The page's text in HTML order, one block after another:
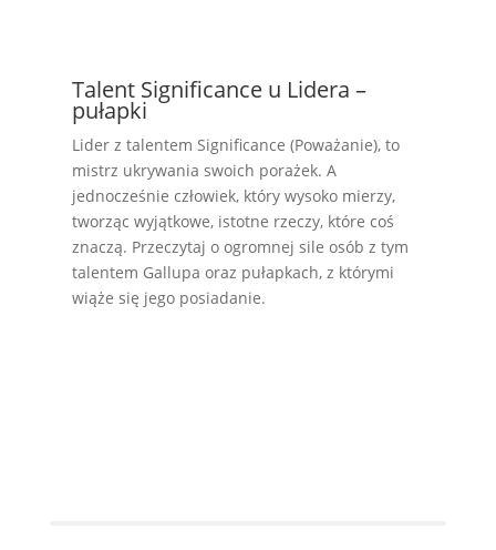
Talent Significance u Lidera –
pułapki
Lider z talentem Significance (Poważanie), to
mistrz ukrywania swoich porażek. A
jednocześnie człowiek, który wysoko mierzy,
tworząc wyjątkowe, istotne rzeczy, które coś
znaczą. Przeczytaj o ogromnej sile osób z tym
talentem Gallupa oraz pułapkach, z którymi
wiąże się jego posiadanie.